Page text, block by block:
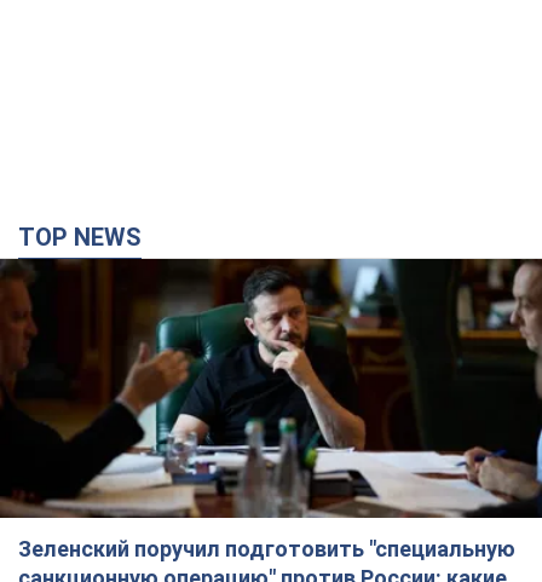
Главной целью новых санкций должно стать ограничение
доступа России к иностранным технологиям
12 хвилин тому
Херсон полностью остался без света, во
Львове аварийные отключения: ситуация в
энергосистеме 6 августа
Россияне нанесли удар по важному энергообъекту
3 години тому 12,4 т.
Налоговая служба передаст Минобороны